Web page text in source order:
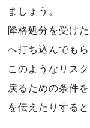
ましょう。
降格処分を受け
へ打ち込んでも
このようなリス
戻るための条件
を伝えたりする